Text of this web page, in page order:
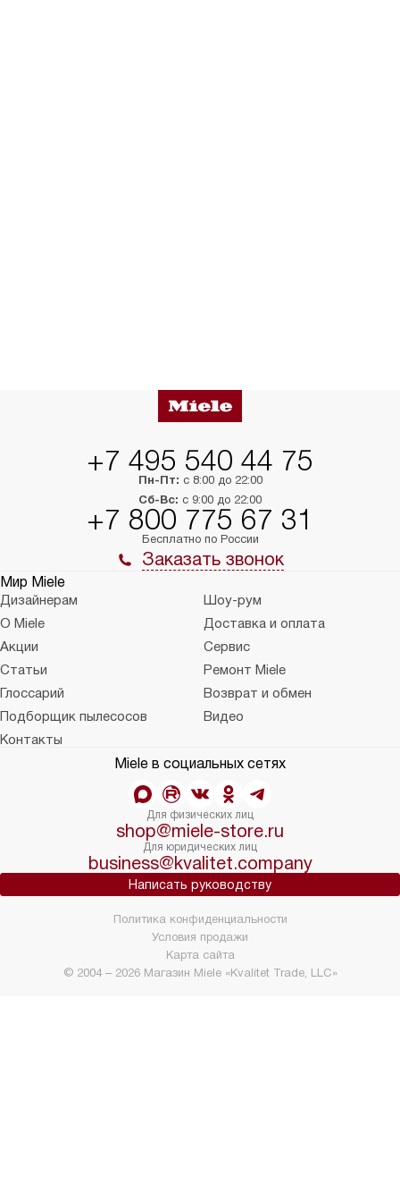
+7 495 540 44 75
Пн-Пт: с 8:00 до 22:00
Сб-Вс: с 9:00 до 22:00
+7 800 775 67 31
Бесплатно по России
Заказать звонок
Мир Miele
Дизайнерам
Шоу-рум
О Miele
Доставка и оплата
Акции
Сервис
Статьи
Ремонт Miele
Глоссарий
Возврат и обмен
Подборщик пылесосов
Видео
Контакты
Miele в социальных сетях
Для физических лиц
shop@miele-store.ru
Для юридических лиц
business@kvalitet.company
Написать руководству
© 2004 – 2026 Магазин Miele «Kvalitet Trade, LLC»
Политика конфиденциальности
Условия продажи
Карта сайта